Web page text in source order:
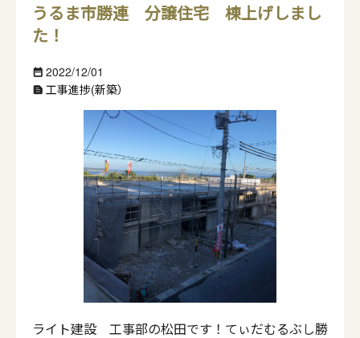
うるま市勝連 分譲住宅 棟上げしまし
た！
date_range 2022/12/01
text_snippet 工事進捗(新築）
ライト建設 工事部の松田です！てぃだむるぶし勝